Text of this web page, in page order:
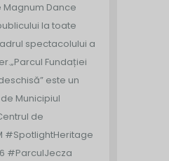
Dance
la toate
spectacolului a
„Parcul Fundației
este un
Municipiul
de
#SpotlightHeritage
#ParculJecza